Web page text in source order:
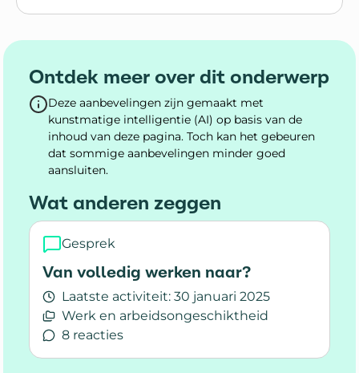
Lees meer over Solliciteren met MS
Ontdek meer over dit onderwerp
Deze aanbevelingen zijn gemaakt met
kunstmatige intelligentie (AI) op basis van de
inhoud van deze pagina. Toch kan het gebeuren
dat sommige aanbevelingen minder goed
aansluiten.
Wat anderen zeggen
Gesprek
Van volledig werken naar?
Laatste activiteit: 30 januari 2025
Werk en arbeidsongeschiktheid
8 reacties
Lees meer over Van volledig werken naar?